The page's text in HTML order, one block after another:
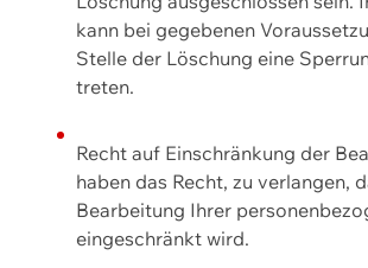
kann bei gegebenen
Stelle der Löschung eine
treten.
Recht auf Einschränkung der
haben das Recht, zu verlangen,
Bearbeitung Ihrer
eingeschränkt wird.